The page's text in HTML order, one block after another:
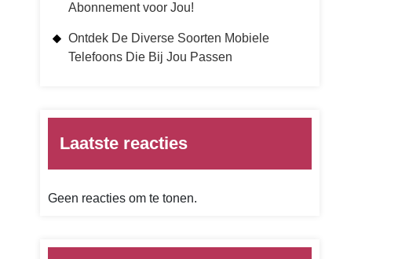
Abonnement voor Jou!
Ontdek De Diverse Soorten Mobiele
Telefoons Die Bij Jou Passen
Laatste reacties
Geen reacties om te tonen.